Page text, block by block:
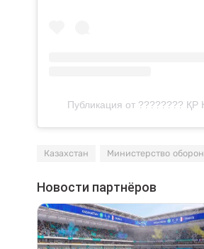
Публикация от ????????
Казахстан Министерство